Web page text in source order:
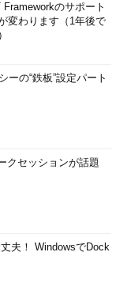
Frameworkのサポート
変わります（1年後で
ーの“鉄板”設定パート
クセッションが話題
夫！ WindowsでDock